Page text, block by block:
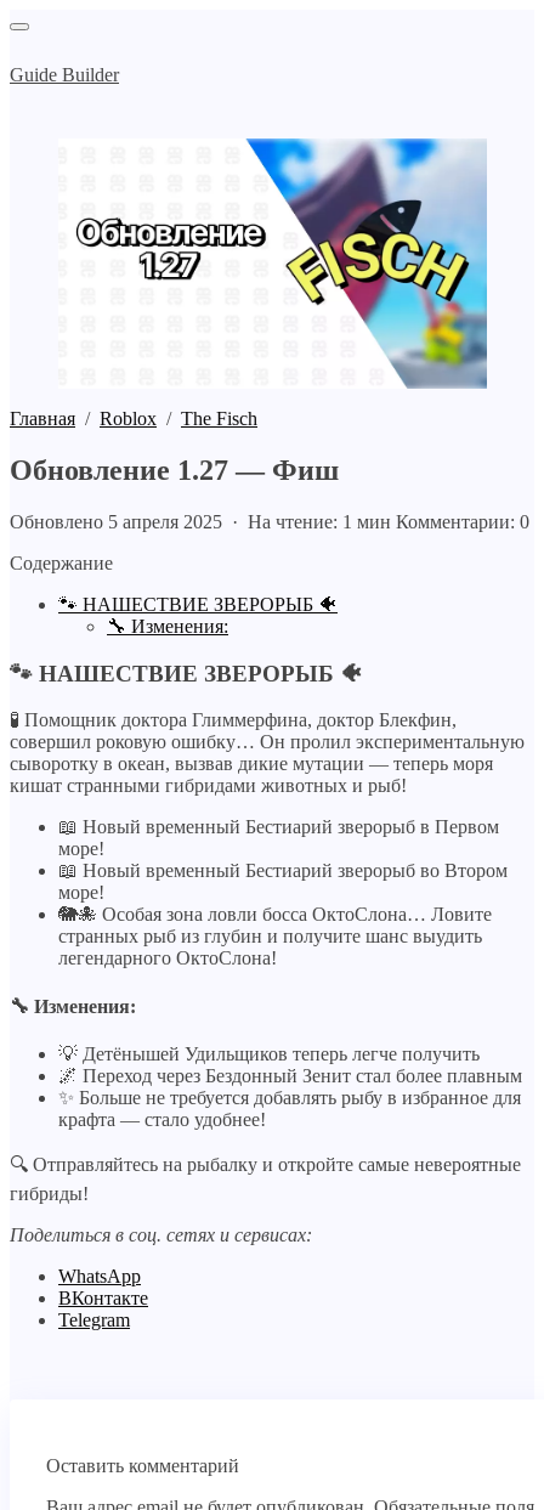
Guide Builder
Главная / Roblox / The Fisch
Обновление 1.27 — Фиш
Обновлено 5 апреля 2025 · На чтение: 1 мин Комментарии: 0
Содержание
🐾 НАШЕСТВИЕ ЗВЕРОРЫБ 🐠
🔧 Изменения:
🐾 НАШЕСТВИЕ ЗВЕРОРЫБ 🐠
🧪 Помощник доктора Глиммерфина, доктор Блекфин,
совершил роковую ошибку… Он пролил экспериментальную
сыворотку в океан, вызвав дикие мутации — теперь моря
кишат странными гибридами животных и рыб!
📖 Новый временный Бестиарий зверорыб в Первом
море!
📖 Новый временный Бестиарий зверорыб во Втором
море!
🐘🐙 Особая зона ловли босса ОктоСлона… Ловите
странных рыб из глубин и получите шанс выудить
легендарного ОктоСлона!
🔧 Изменения:
💡 Детёнышей Удильщиков теперь легче получить
🌌 Переход через Бездонный Зенит стал более плавным
✨ Больше не требуется добавлять рыбу в избранное для
крафта — стало удобнее!
🔍 Отправляйтесь на рыбалку и откройте самые невероятные
гибриды!
Поделиться в соц. сетях и сервисах:
WhatsApp
ВКонтакте
Telegram
Оставить комментарий